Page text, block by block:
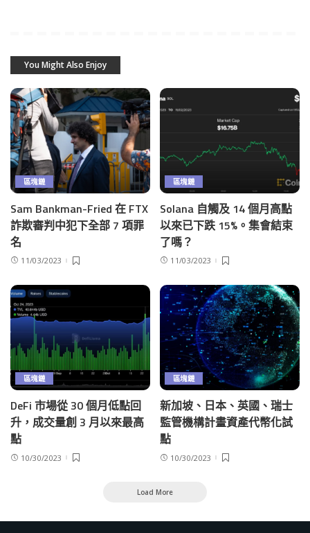
You Might Also Enjoy
區塊鏈
Sam Bankman-Fried 在 FTX
詐欺審判中犯下全部 7 項罪
名
11/03/2023
區塊鏈
Solana 自觸及 14 個月高點
以來已下跌 15%。集會結束
了嗎？
11/03/2023
區塊鏈
DeFi 市場從 30 個月低點回
升，成交量創 3 月以來最高
點
10/30/2023
區塊鏈
新加坡、日本、英國、瑞士
監管機構計畫資產代幣化試
點
10/30/2023
Load More